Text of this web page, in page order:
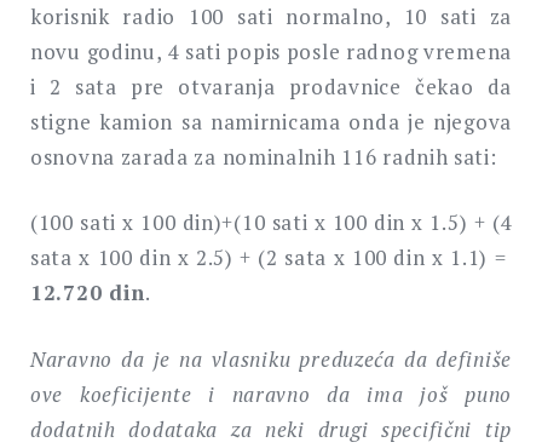
korisnik radio 100 sati normalno, 10 sati za
novu godinu, 4 sati popis posle radnog vremena
i 2 sata pre otvaranja prodavnice čekao da
stigne kamion sa namirnicama onda je njegova
osnovna zarada za nominalnih 116 radnih sati:
(100 sati x 100 din)+(10 sati x 100 din x 1.5) + (4
sata x 100 din x 2.5) + (2 sata x 100 din x 1.1) =
12.720 din.
Naravno da je na vlasniku preduzeća da definiše
ove koeficijente i naravno da ima još puno
dodatnih dodataka za neki drugi specifični tip